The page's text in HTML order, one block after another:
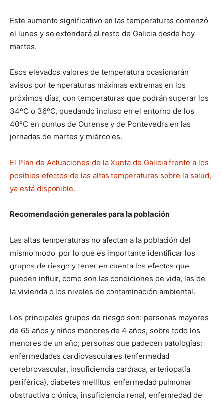
Este aumento significativo en las temperaturas comenzó
el lunes y se extenderá al resto de Galicia desde hoy
martes.
Esos elevados valores de temperatura ocasionarán
avisos por temperaturas máximas extremas en los
próximos días, con temperaturas que podrán superar los
34ºC o 36ºC, quedando incluso en el entorno de los
40ºC en puntos de Ourense y de Pontevedra en las
jornadas de martes y miércoles.
El Plan de Actuaciones de la Xunta de Galicia frente a los
posibles efectos de las altas temperaturas sobre la salud,
ya está disponible.
Recomendación generales para la población
Las altas temperaturas no afectan a la población del
mismo modo, por lo que es importante identificar los
grupos de riesgo y tener en cuenta los efectos que
pueden influir, como son las condiciones de vida, las de
la vivienda o los niveles de contaminación ambiental.
Los principales grupos de riesgo son: personas mayores
de 65 años y niños menores de 4 años, sobre todo los
menores de un año; personas que padecen patologías:
enfermedades cardiovasculares (enfermedad
cerebrovascular, insuficiencia cardíaca, arteriopatía
periférica), diabetes mellitus, enfermedad pulmonar
obstructiva crónica, insuficiencia renal, enfermedad de